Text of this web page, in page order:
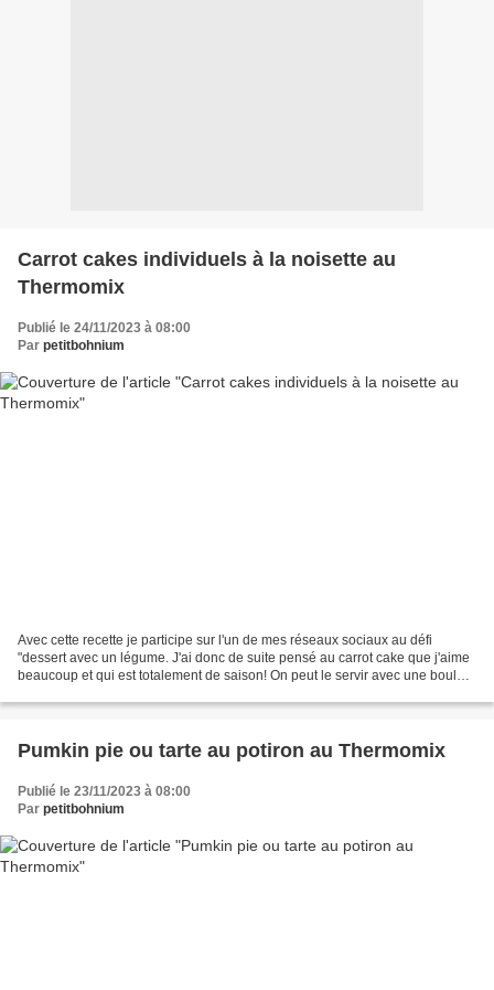
Carrot cakes individuels à la noisette au
Thermomix
Publié le 24/11/2023 à 08:00
Par petitbohnium
Avec cette recette je participe sur l'un de mes réseaux sociaux au défi
"dessert avec un légume. J'ai donc de suite pensé au carrot cake que j'aime
beaucoup et qui est totalement de saison! On peut le servir avec une boule
Pumkin pie ou tarte au potiron au Thermomix
Publié le 23/11/2023 à 08:00
Par petitbohnium